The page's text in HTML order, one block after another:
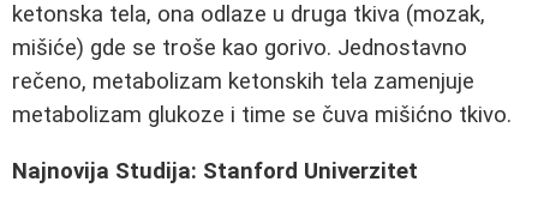
ketonska tela, ona odlaze u druga tkiva (mozak,
mišiće) gde se troše kao gorivo. Jednostavno
rečeno, metabolizam ketonskih tela zamenjuje
metabolizam glukoze i time se čuva mišićno tkivo.
Najnovija Studija: Stanford Univerzitet